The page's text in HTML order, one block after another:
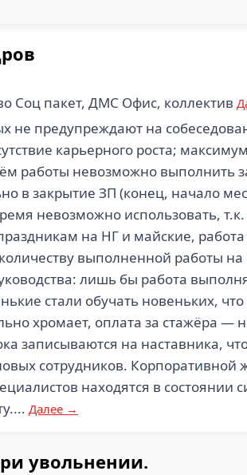
Соц пакет, ДМС Офис, коллектив
не предупреждают на
карьерного роста;
работы невозможно выполнить
в закрытие ЗП (конец, начало
невозможно использовать,
на НГ и майские,
выполненной работы
лишь бы работа
стали обучать новеньких,
хромает, оплата за стажёра —
записываются на наставника,
сотрудников. Корпоративной
находятся в состоянии
Далее →
увольнении.